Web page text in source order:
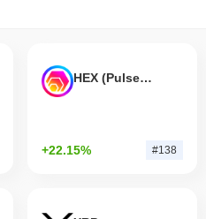
HEX (Pulsechain)
+22.15% #138